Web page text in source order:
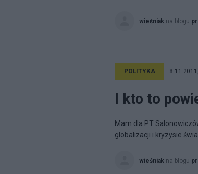
wieśniak na blogu
POLITYKA
I kto to
Mam dla PT
globalizacji i kryzysie
wieśniak na blogu